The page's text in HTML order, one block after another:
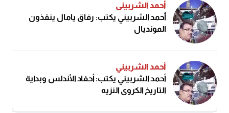
أحمد الشربيني
أحمد الشربيني يكتب: رفاق يامال ينقذون
المونديال
أحمد الشربيني
أحمد الشربيني يكتب: أحفاد الأندلس وبداية
التاريخ الكروي النزيه